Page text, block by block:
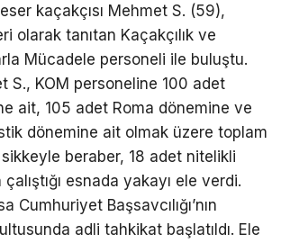
kaçakçısı Mehmet S. (59),
olarak tanıtan Kaçakçılık ve
Mücadele personeli ile buluştu.
S., KOM personeline 100 adet
ait, 105 adet Roma dönemine ve
dönemine ait olmak üzere toplam
beraber, 18 adet nitelikli
esnada yakayı ele verdi.
Cumhuriyet Başsavcılığı’nın
adli tahkikat başlatıldı. Ele